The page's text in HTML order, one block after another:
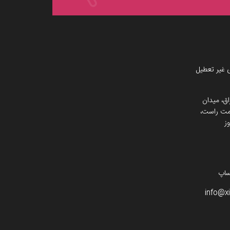
غیر تعطیل
میدان
راست،